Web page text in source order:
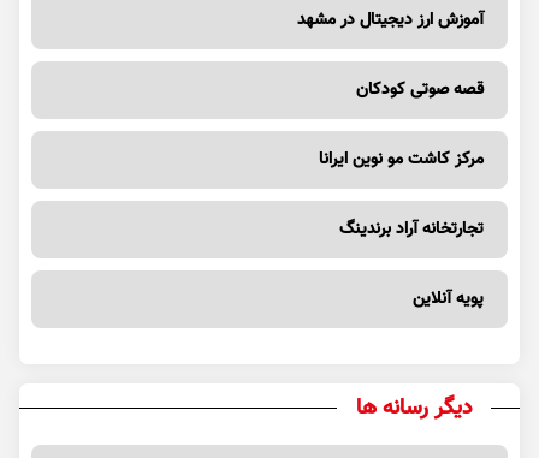
آموزش ارز دیجیتال در مشهد
قصه صوتی کودکان
مرکز کاشت مو نوین ایرانا
تجارتخانه آراد برندینگ
پویه آنلاین
دیگر رسانه ها